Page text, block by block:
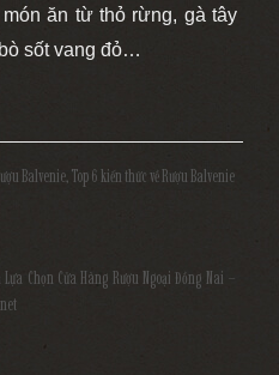
ăn từ thỏ rừng, gà tây
sốt vang đỏ…
Balvenie, Top 6 kiến thức về Rượu Balvenie
Lựa Chọn Cửa Hàng Rượu Ngoại Đồng Nai –